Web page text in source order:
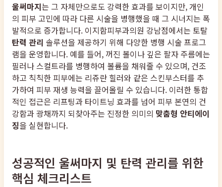
울써마지는 그 자체만으로도 강력한 효과를 보이지만, 개인
의 피부 고민에 따라 다른 시술을 병행했을 때 그 시너지는 폭
발적으로 증가합니다. 이지함피부과의원 강남점에서는 토탈
탄력 관리 솔루션을 제공하기 위해 다양한 병행 시술 프로그
램을 운영합니다. 예를 들어, 꺼진 볼이나 깊은 팔자 주름에는
필러나 스컬트라를 병행하여 볼륨을 채워줄 수 있으며, 건조
하고 칙칙한 피부에는 리쥬란 힐러와 같은 스킨부스터를 추
가하여 피부 재생 능력을 끌어올릴 수 있습니다. 이러한 통합
적인 접근은 리프팅과 타이트닝 효과를 넘어 피부 본연의 건
강함과 광채까지 되찾아주는 진정한 의미의 맞춤형 안티에이
징을 실현합니다.
성공적인 울써마지 및 탄력 관리를 위한
핵심 체크리스트